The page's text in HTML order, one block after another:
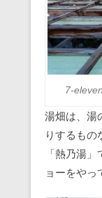
7-
湯畑は、湯
りするもの
「熱乃湯
ョーをやっ